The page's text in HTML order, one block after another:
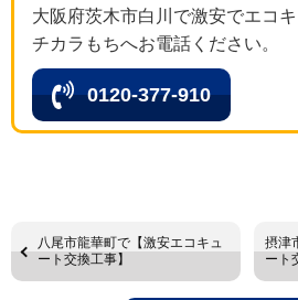
大阪府茨木市白川で激安でエコ
チカラもちへお電話ください。
0120-377-910
八尾市龍華町で【激安エコキュ
ート交換工事】
摂津
ート